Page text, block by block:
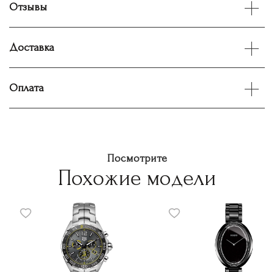
Отзывы
Доставка
Оплата
Посмотрите
Похожие модели